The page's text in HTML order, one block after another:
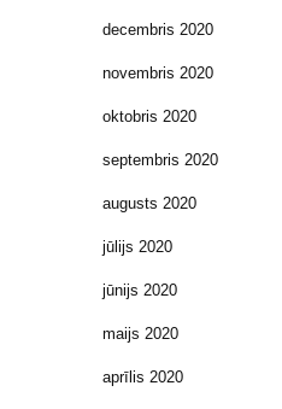
decembris 2020
novembris 2020
oktobris 2020
septembris 2020
augusts 2020
jūlijs 2020
jūnijs 2020
maijs 2020
aprīlis 2020